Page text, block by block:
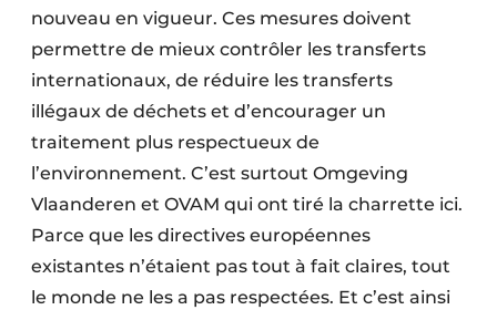
nouveau en vigueur. Ces mesures doivent
permettre de mieux contrôler les transferts
internationaux, de réduire les transferts
illégaux de déchets et d’encourager un
traitement plus respectueux de
l’environnement. C’est surtout Omgeving
Vlaanderen et OVAM qui ont tiré la charrette ici.
Parce que les directives européennes
existantes n’étaient pas tout à fait claires, tout
le monde ne les a pas respectées. Et c’est ainsi